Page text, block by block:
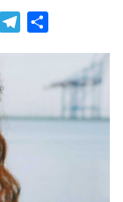
Messenger
Telegram